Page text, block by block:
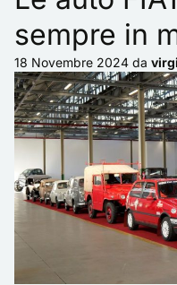
sempre in
18 Novembre 2024 da